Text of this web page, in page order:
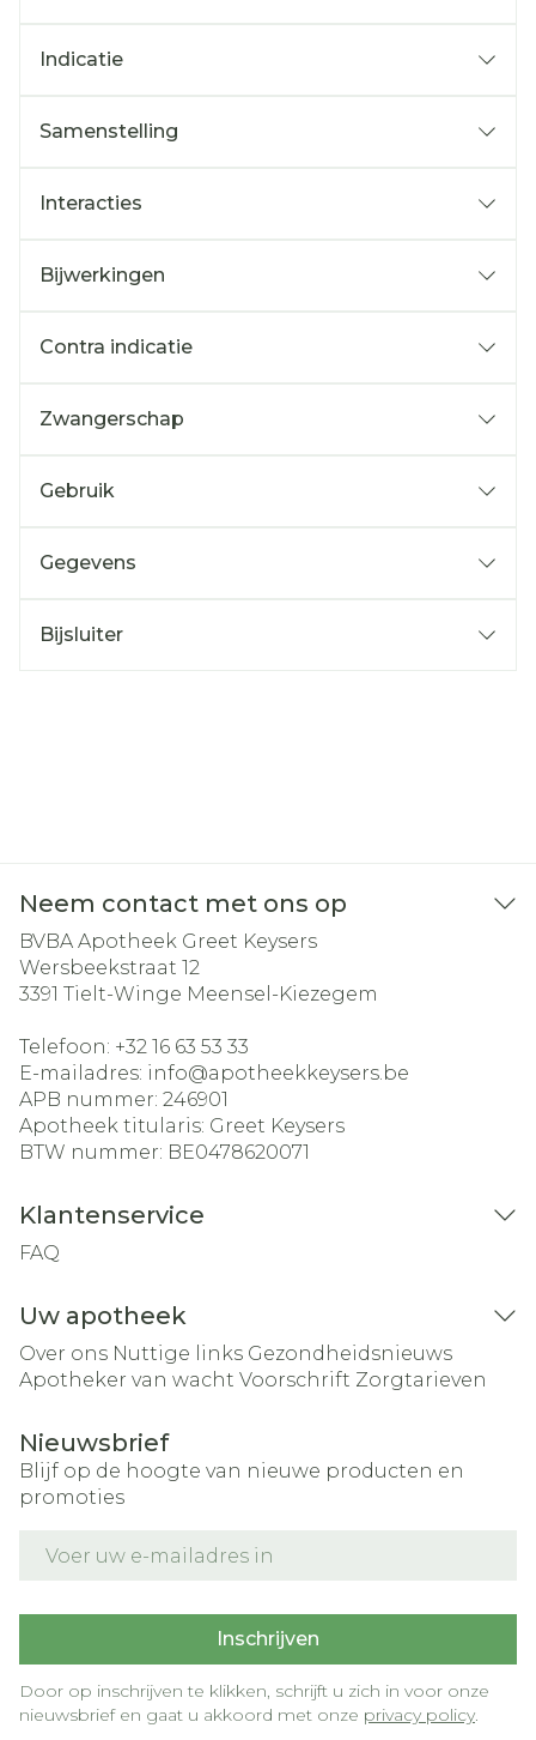
Indicatie
Samenstelling
Interacties
Bijwerkingen
Contra indicatie
Zwangerschap
Gebruik
Gegevens
Bijsluiter
Neem contact met ons op
BVBA Apotheek Greet Keysers
Wersbeekstraat 12
3391 Tielt-Winge Meensel-Kiezegem
Telefoon: +32 16 63 53 33
E-mailadres: info@apotheekkeysers.be
APB nummer: 246901
Apotheek titularis: Greet Keysers
BTW nummer: BE0478620071
Klantenservice
FAQ
Uw apotheek
Over ons Nuttige links Gezondheidsnieuws
Apotheker van wacht Voorschrift Zorgtarieven
Nieuwsbrief
Blijf op de hoogte van nieuwe producten en
promoties
Inschrijven
Door op inschrijven te klikken, schrijft u zich in voor onze
nieuwsbrief en gaat u akkoord met onze privacy policy.